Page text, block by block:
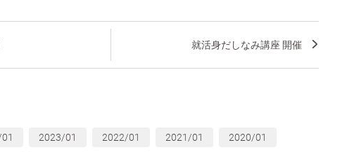
就活身だしなみ講座 開催
2023/01 2022/01 2021/01 2020/01